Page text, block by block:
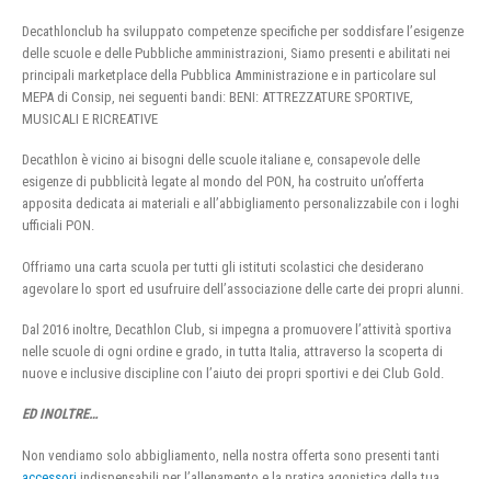
Decathlonclub ha sviluppato competenze specifiche per soddisfare l’esigenze
delle scuole e delle Pubbliche amministrazioni, Siamo presenti e abilitati nei
principali marketplace della Pubblica Amministrazione e in particolare sul
MEPA di Consip, nei seguenti bandi: BENI: ATTREZZATURE SPORTIVE,
MUSICALI E RICREATIVE
Decathlon è vicino ai bisogni delle scuole italiane e, consapevole delle
esigenze di pubblicità legate al mondo del PON, ha costruito un’offerta
apposita dedicata ai materiali e all’abbigliamento personalizzabile con i loghi
ufficiali PON.
Offriamo una carta scuola per tutti gli istituti scolastici che desiderano
agevolare lo sport ed usufruire dell’associazione delle carte dei propri alunni.
Dal 2016 inoltre, Decathlon Club, si impegna a promuovere l’attività sportiva
nelle scuole di ogni ordine e grado, in tutta Italia, attraverso la scoperta di
nuove e inclusive discipline con l’aiuto dei propri sportivi e dei Club Gold.
ED INOLTRE…
Non vendiamo solo abbigliamento, nella nostra offerta sono presenti tanti